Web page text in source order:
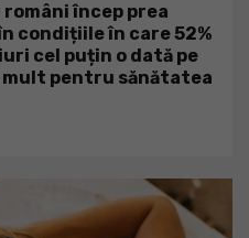
încep prea
condițiile în care 52%
cel puțin o dată pe
pentru sănătatea